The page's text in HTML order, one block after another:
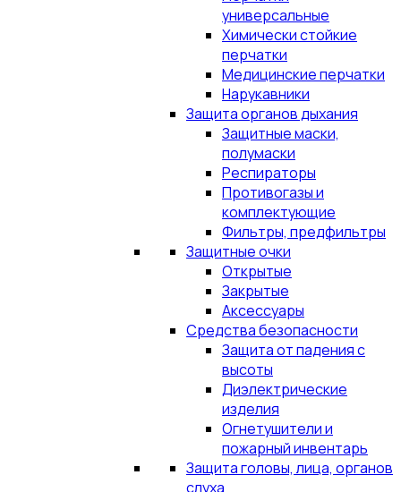
универсальные
Химически стойкие
перчатки
Медицинские перчатки
Нарукавники
Защита органов дыхания
Защитные маски,
полумаски
Респираторы
Противогазы и
комплектующие
Фильтры, предфильтры
Защитные очки
Открытые
Закрытые
Аксессуары
Средства безопасности
Защита от падения с
высоты
Диэлектрические
изделия
Огнетушители и
пожарный инвентарь
Защита головы, лица, органов
слуха